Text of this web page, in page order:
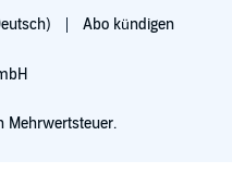
Abo kündigen
Mehrwertsteuer.